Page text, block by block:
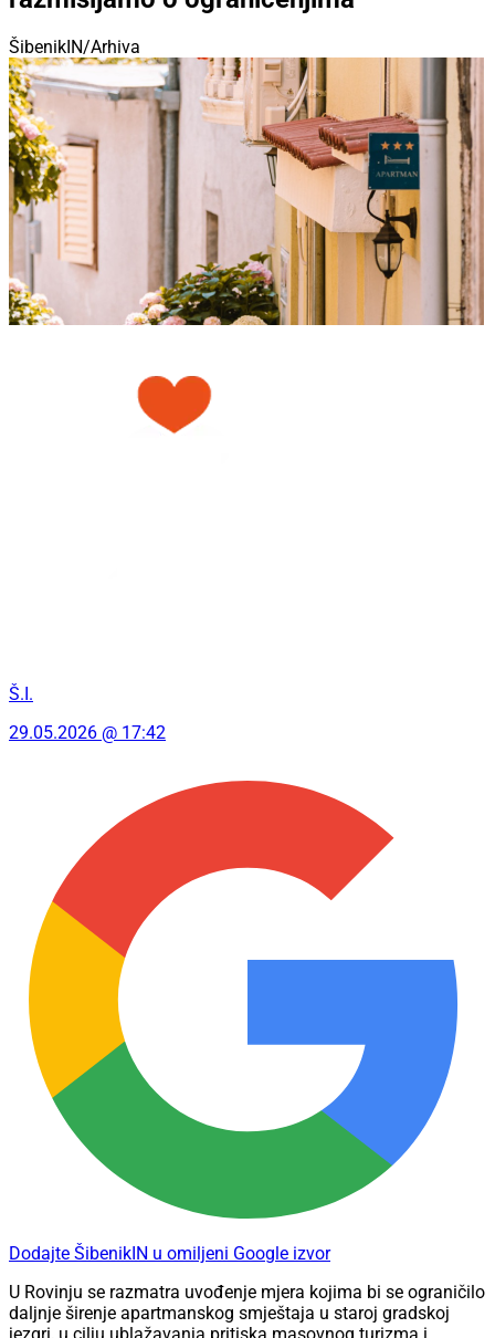
ŠibenikIN/Arhiva
Š.I.
29.05.2026 @ 17:42
Dodajte ŠibenikIN u omiljeni Google izvor
U Rovinju se razmatra uvođenje mjera kojima bi se ograničilo
daljnje širenje apartmanskog smještaja u staroj gradskoj